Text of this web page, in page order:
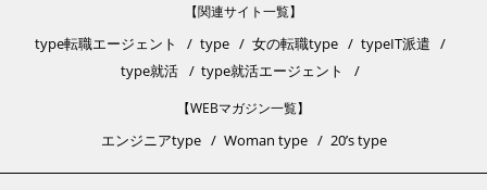
【関連サイト一覧】
type転職エージェント type 女の転職type
typeIT派遣
type就活
type就活エージェント
【WEBマガジン一覧】
エンジニアtype Woman type 20’s type